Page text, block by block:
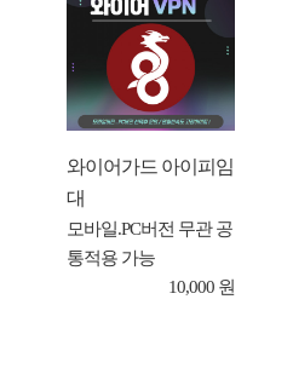
와이어가드 아이피임
대
모바일.PC버전 무관 공
통적용 가능
10,000 원